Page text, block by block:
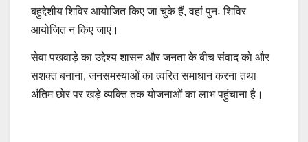
बहुद्देशीय शिविर आयोजित किए जा चुके हैं, वहां पुनः शिविर
आयोजित न किए जाएं।
सेवा पखवाड़े का उद्देश्य शासन और जनता के बीच संवाद को और
सशक्त बनाना, जनसमस्याओं का त्वरित समाधान करना तथा
अंतिम छोर पर खड़े व्यक्ति तक योजनाओं का लाभ पहुंचाना है।